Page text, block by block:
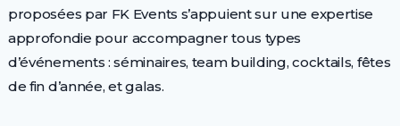
proposées par FK Events s’appuient sur une expertise
approfondie pour accompagner tous types
d’événements : séminaires, team building, cocktails, fêtes
de fin d’année, et galas.